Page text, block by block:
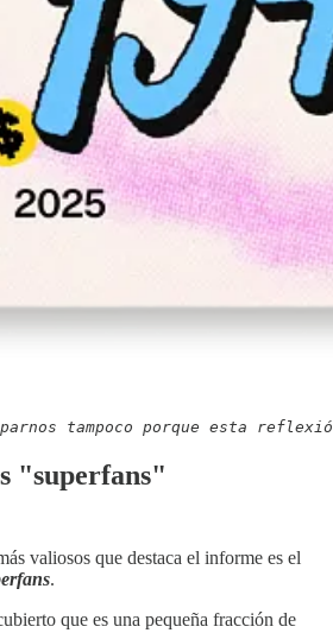
tampoco porque esta
"superfans"
valiosos que destaca el informe es el
.
que es una pequeña fracción de